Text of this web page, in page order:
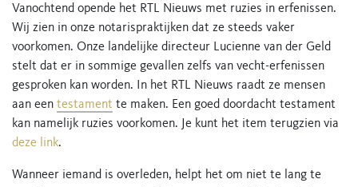
Vanochtend opende het RTL Nieuws met ruzies in erfenissen.
Wij zien in onze notarispraktijken dat ze steeds vaker
voorkomen. Onze landelijke directeur Lucienne van der Geld
stelt dat er in sommige gevallen zelfs van vecht-erfenissen
gesproken kan worden. In het RTL Nieuws raadt ze mensen
aan een testament te maken. Een goed doordacht testament
kan namelijk ruzies voorkomen. Je kunt het item terugzien via
deze link.
Wanneer iemand is overleden, helpt het om niet te lang te